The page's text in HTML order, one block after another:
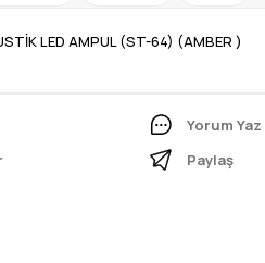
LED AMPUL (ST-64) (AMBER )
Yorum Yaz
Paylaş